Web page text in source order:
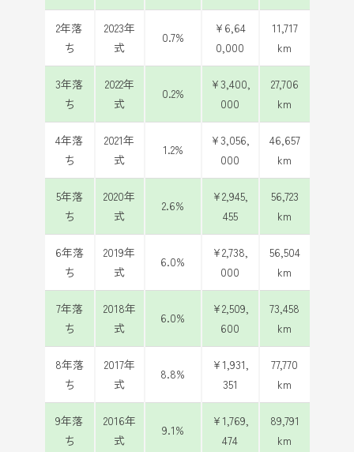
2年落
ち
2023年
式
0.7%
¥6,64
0,000
11,717
km
3年落
ち
2022年
式
0.2%
¥3,400,
000
27,706
km
4年落
ち
2021年
式
1.2%
¥3,056,
000
46,657
km
5年落
ち
2020年
式
2.6%
¥2,945,
455
56,723
km
6年落
ち
2019年
式
6.0%
¥2,738,
000
56,504
km
7年落
ち
2018年
式
6.0%
¥2,509,
600
73,458
km
8年落
ち
2017年
式
8.8%
¥1,931,
351
77,770
km
9年落
ち
2016年
式
9.1%
¥1,769,
474
89,791
km